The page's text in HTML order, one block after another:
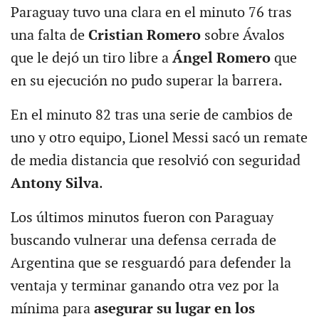
Paraguay tuvo una clara en el minuto 76 tras
una falta de Cristian Romero sobre Ávalos
que le dejó un tiro libre a Ángel Romero que
en su ejecución no pudo superar la barrera.
En el minuto 82 tras una serie de cambios de
uno y otro equipo, Lionel Messi sacó un remate
de media distancia que resolvió con seguridad
Antony Silva.
Los últimos minutos fueron con Paraguay
buscando vulnerar una defensa cerrada de
Argentina que se resguardó para defender la
ventaja y terminar ganando otra vez por la
mínima para asegurar su lugar en los